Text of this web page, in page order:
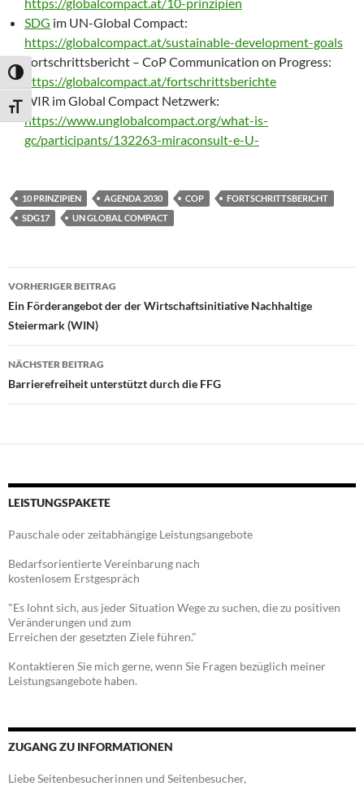
UMSCHALTEN AUF HOHE KONTRASTE
SCHRIFT VERGRÖSSERN
SDG im UN-Global Compact:
https://globalcompact.at/sustainable-development-goals
Fortschrittsbericht – CoP Communication on Progress:
https://globalcompact.at/fortschrittsberichte
WIR im Global Compact Netzwerk:
https://www.unglobalcompact.org/what-is-
gc/participants/132263-miraconsult-e-U-
10 PRINZIPIEN AGENDA 2030 COP
FORTSCHRITTSBERICHT
SDG17
UN GLOBAL COMPACT
Beitragsnavigation
VORHERIGER BEITRAG
Ein Förderangebot der der Wirtschaftsinitiative Nachhaltige
Steiermark (WIN)
NÄCHSTER BEITRAG
Barrierefreiheit unterstützt durch die FFG
LEISTUNGSPAKETE
Pauschale oder zeitabhängige Leistungsangebote
Bedarfsorientierte Vereinbarung nach
kostenlosem Erstgespräch
"Es lohnt sich, aus jeder Situation Wege zu suchen, die zu positiven
Veränderungen und zum
Erreichen der gesetzten Ziele führen."
Kontaktieren Sie mich gerne, wenn Sie Fragen bezüglich meiner
Leistungsangebote haben.
ZUGANG ZU INFORMATIONEN
Liebe Seitenbesucherinnen und Seitenbesucher,